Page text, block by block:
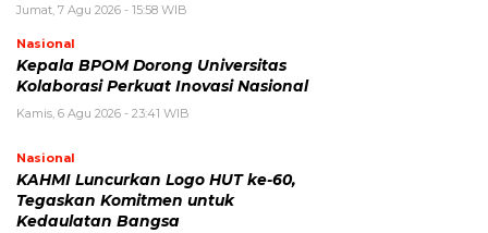
Jumat, 7 Agu 2026 - 15:58 WIB
Nasional
Kepala BPOM Dorong Universitas
Kolaborasi Perkuat Inovasi Nasional
Kamis, 6 Agu 2026 - 23:41 WIB
Nasional
KAHMI Luncurkan Logo HUT ke-60,
Tegaskan Komitmen untuk
Kedaulatan Bangsa